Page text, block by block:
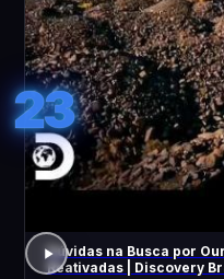
23
Dúvidas na Busca por
Reativadas | Discovery